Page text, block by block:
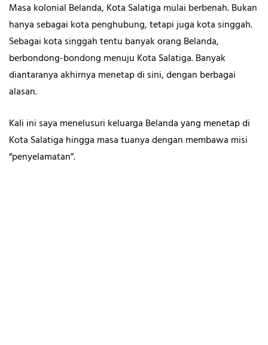
Masa kolonial Belanda, Kota Salatiga mulai berbenah. Bukan
hanya sebagai kota penghubung, tetapi juga kota singgah.
Sebagai kota singgah tentu banyak orang Belanda,
berbondong-bondong menuju Kota Salatiga. Banyak
diantaranya akhirnya menetap di sini, dengan berbagai
alasan.
Kali ini saya menelusuri keluarga Belanda yang menetap di
Kota Salatiga hingga masa tuanya dengan membawa misi
“penyelamatan”.